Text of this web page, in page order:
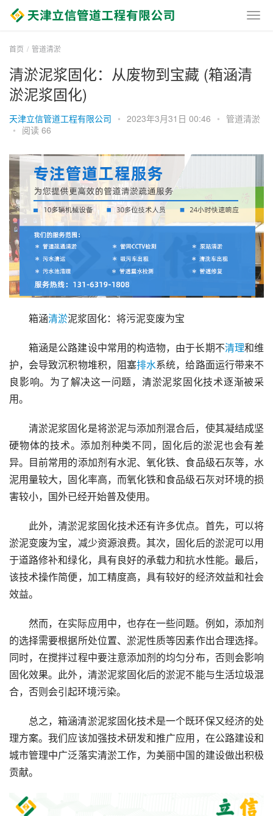
首页 管道清淤
清淤泥浆固化：从废物到宝藏 (箱涵清
淤泥浆固化)
天津立信管道工程有限公司 • 2023年3月31日 00:46 • 管道清淤
• 阅读 66
箱涵清淤泥浆固化：将污泥变废为宝
箱涵是公路建设中常用的构造物，由于长期不清理和维
护，会导致沉积物堆积，阻塞排水系统，给路面运行带来不
良影响。为了解决这一问题，清淤泥浆固化技术逐渐被采
用。
清淤泥浆固化是将淤泥与添加剂混合后，使其凝结成坚
硬物体的技术。添加剂种类不同，固化后的淤泥也会有差
异。目前常用的添加剂有水泥、氧化铁、食品级石灰等，水
泥用量较大，固化率高，而氧化铁和食品级石灰对环境的损
害较小，国外已经开始普及使用。
此外，清淤泥浆固化技术还有许多优点。首先，可以将
淤泥变废为宝，减少资源浪费。其次，固化后的淤泥可以用
于道路修补和绿化，具有良好的承载力和抗水性能。最后，
该技术操作简便，加工精度高，具有较好的经济效益和社会
效益。
然而，在实际应用中，也存在一些问题。例如，添加剂
的选择需要根据所处位置、淤泥性质等因素作出合理选择。
同时，在搅拌过程中要注意添加剂的均匀分布，否则会影响
固化效果。此外，清淤泥浆固化后的淤泥不能与生活垃圾混
合，否则会引起环境污染。
总之，箱涵清淤泥浆固化技术是一个既环保又经济的处
理方案。我们应该加强技术研发和推广应用，在公路建设和
城市管理中广泛落实清淤工作，为美丽中国的建设做出积极
贡献。